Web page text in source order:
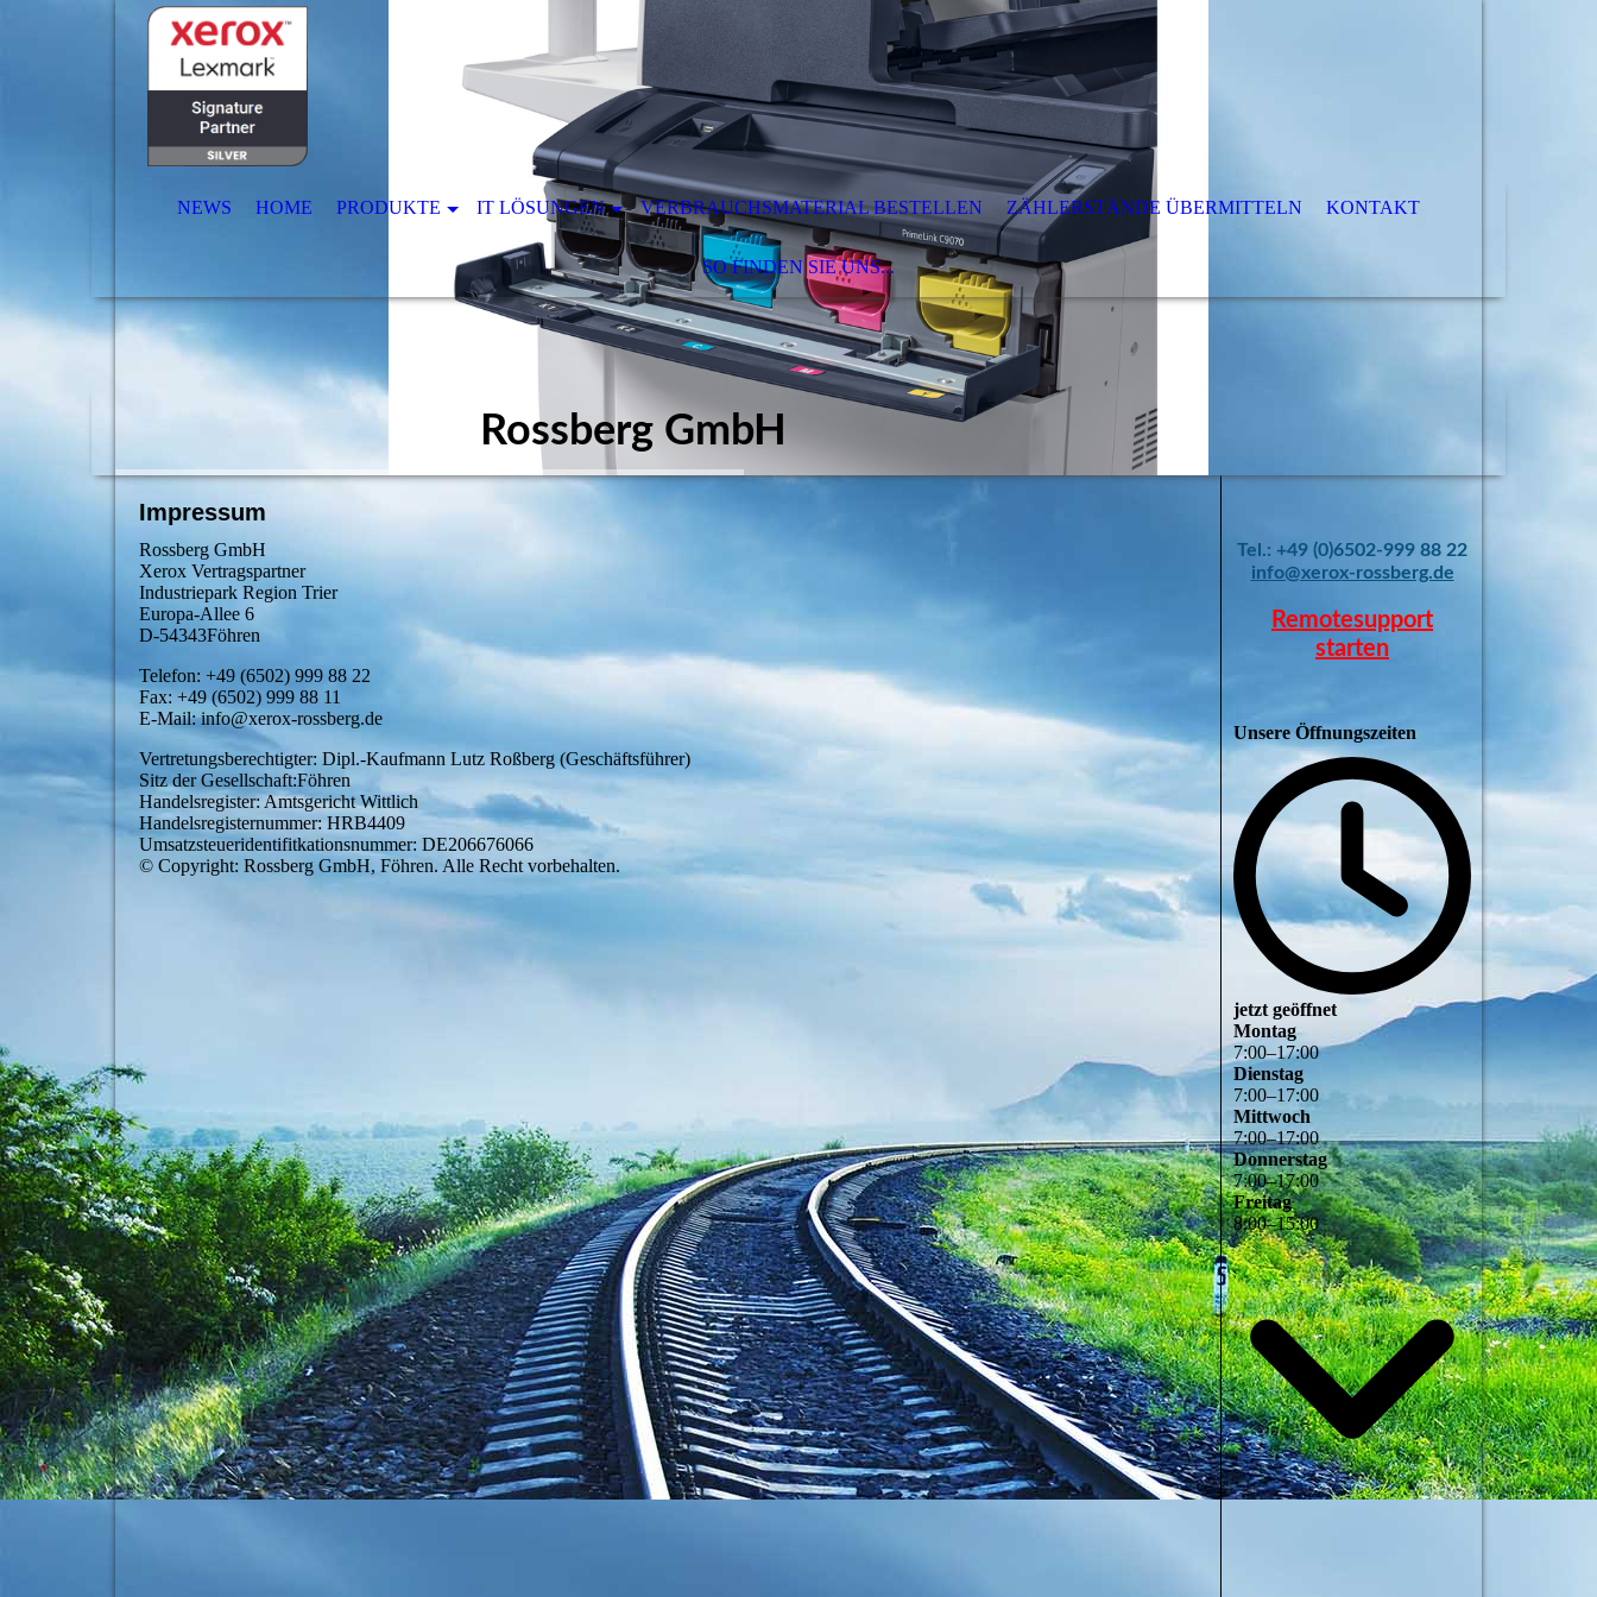
NEWS HOME PRODUKTE IT LÖSUNGEN VERBRAUCHSMATERIAL BESTELLEN ZÄHLERSTÄNDE ÜBERMITTELN KONTAKT
SO FINDEN SIE UNS...
Rossberg GmbH
Impressum
Rossberg GmbH
Xerox Vertragspartner
Industriepark Region Trier
Europa-Allee 6
D-54343Föhren
Telefon: +49 (6502) 999 88 22
Fax: +49 (6502) 999 88 11
E-Mail: info@xerox-rossberg.de
Vertretungsberechtigter: Dipl.-Kaufmann Lutz Roßberg (Geschäftsführer)
Sitz der Gesellschaft:Föhren
Handelsregister: Amtsgericht Wittlich
Handelsregisternummer: HRB4409
Umsatzsteueridentifitkationsnummer: DE206676066
© Copyright: Rossberg GmbH, Föhren. Alle Recht vorbehalten.
Tel.: +49 (0)6502-999 88 22
info@xerox-rossberg.de
Remotesupport
starten
Unsere Öffnungszeiten
jetzt geöffnet
Montag
7:00–17:00
Dienstag
7:00–17:00
Mittwoch
7:00–17:00
Donnerstag
7:00–17:00
Freitag
8:00–15:00